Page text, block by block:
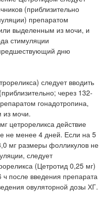
(приблизительно
препаратом
выделенным из мочи, и
стимуляции
дню
следует вводить
через 132-
гонадотропина,
мочи.
цетрореликса действие
не менее 4 дней. Если на 5
мг размеры фолликулов не
следует
(Цетротид 0,25 мг)
ч после введения препарата
овуляторной дозы ХГ.